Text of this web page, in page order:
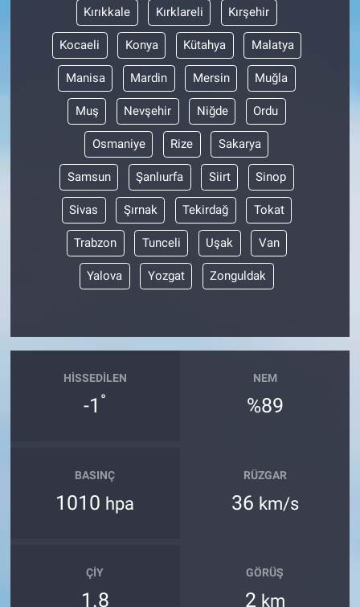
Kırıkkale Kırklareli Kırşehir
Kocaeli Konya Kütahya Malatya
Manisa Mardin Mersin Muğla
Muş Nevşehir Niğde Ordu
Osmaniye Rize Sakarya
Samsun Şanlıurfa Siirt Sinop
Sivas Şırnak Tekirdağ Tokat
Trabzon Tunceli Uşak Van
Yalova Yozgat Zonguldak
HISSEDILEN
-1 °
NEM
%89
BASINÇ
1010 hpa
RÜZGAR
36 km/s
ÇIY
1.8
GÖRÜŞ
2 km